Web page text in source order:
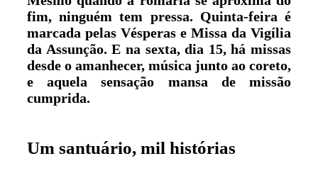
fim, ninguém tem pressa. Quinta-feira é
marcada pelas Vésperas e Missa da Vigília
da Assunção. E na sexta, dia 15, há missas
desde o amanhecer, música junto ao coreto,
e aquela sensação mansa de missão
cumprida.
Um santuário, mil histórias